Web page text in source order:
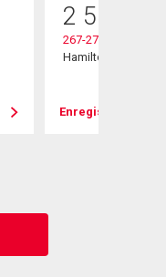
2 550
267-277 King
Hamilton, ON
Enregistrer